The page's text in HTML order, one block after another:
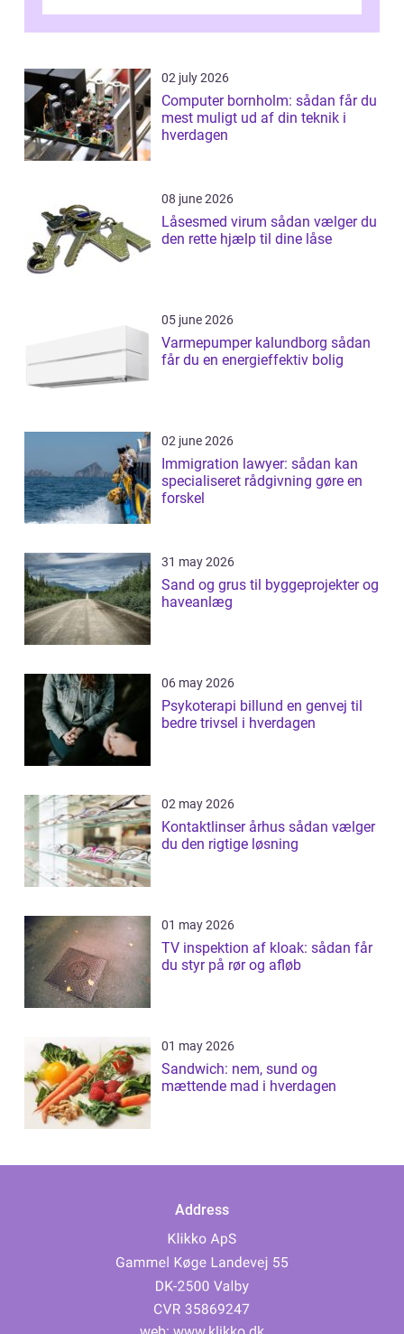
02 july 2026
Computer bornholm: sådan får du
mest muligt ud af din teknik i
hverdagen
08 june 2026
Låsesmed virum sådan vælger du
den rette hjælp til dine låse
05 june 2026
Varmepumper kalundborg sådan
får du en energieffektiv bolig
02 june 2026
Immigration lawyer: sådan kan
specialiseret rådgivning gøre en
forskel
31 may 2026
Sand og grus til byggeprojekter og
haveanlæg
06 may 2026
Psykoterapi billund en genvej til
bedre trivsel i hverdagen
02 may 2026
Kontaktlinser århus sådan vælger
du den rigtige løsning
01 may 2026
TV inspektion af kloak: sådan får
du styr på rør og afløb
01 may 2026
Sandwich: nem, sund og
mættende mad i hverdagen
Address